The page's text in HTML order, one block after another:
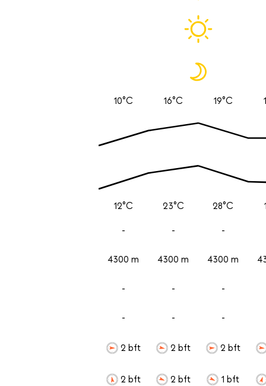
10°C
12°C
-
4300 m
-
-
2 bft
2 bft
16°C
23°C
-
4300 m
-
-
2 bft
2 bft
19°C
28°C
-
4300 m
-
-
2 bft
1 bft